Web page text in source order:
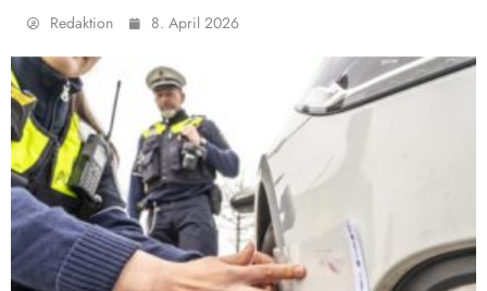
Redaktion 8. April 2026